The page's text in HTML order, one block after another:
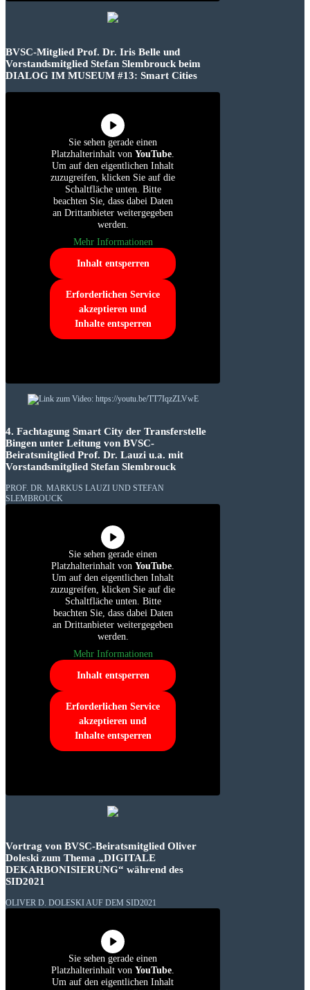
BVSC-Mitglied Prof. Dr. Iris Belle und
Vorstandsmitglied Stefan Slembrouck beim
DIALOG IM MUSEUM #13: Smart Cities
Sie sehen gerade einen
Platzhalterinhalt von YouTube.
Um auf den eigentlichen Inhalt
zuzugreifen, klicken Sie auf die
Schaltfläche unten. Bitte
beachten Sie, dass dabei Daten
an Drittanbieter weitergegeben
werden.
Mehr Informationen
Inhalt entsperren
Erforderlichen Service
akzeptieren und
Inhalte entsperren
4. Fachtagung Smart City der Transferstelle
Bingen unter Leitung von BVSC-
Beiratsmitglied Prof. Dr. Lauzi u.a. mit
Vorstandsmitglied Stefan Slembrouck
PROF. DR. MARKUS LAUZI UND STEFAN
SLEMBROUCK
Sie sehen gerade einen
Platzhalterinhalt von YouTube.
Um auf den eigentlichen Inhalt
zuzugreifen, klicken Sie auf die
Schaltfläche unten. Bitte
beachten Sie, dass dabei Daten
an Drittanbieter weitergegeben
werden.
Mehr Informationen
Inhalt entsperren
Erforderlichen Service
akzeptieren und
Inhalte entsperren
Vortrag von BVSC-Beiratsmitglied Oliver
Doleski zum Thema „DIGITALE
DEKARBONISIERUNG“ während des
SID2021
OLIVER D. DOLESKI AUF DEM SID2021
Sie sehen gerade einen
Platzhalterinhalt von YouTube.
Um auf den eigentlichen Inhalt